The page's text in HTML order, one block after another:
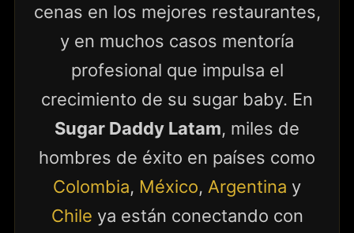
cenas en los mejores restaurantes,
y en muchos casos mentoría
profesional que impulsa el
crecimiento de su sugar baby. En
Sugar Daddy Latam, miles de
hombres de éxito en países como
Colombia, México, Argentina y
Chile ya están conectando con